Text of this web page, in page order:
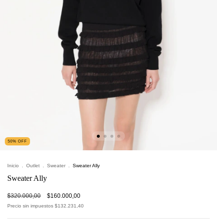
50% OFF
Inicio Outlet Sweater Sweater Ally
Sweater Ally
$320.000,00 $160.000,00
Precio sin impuestos $132.231,40